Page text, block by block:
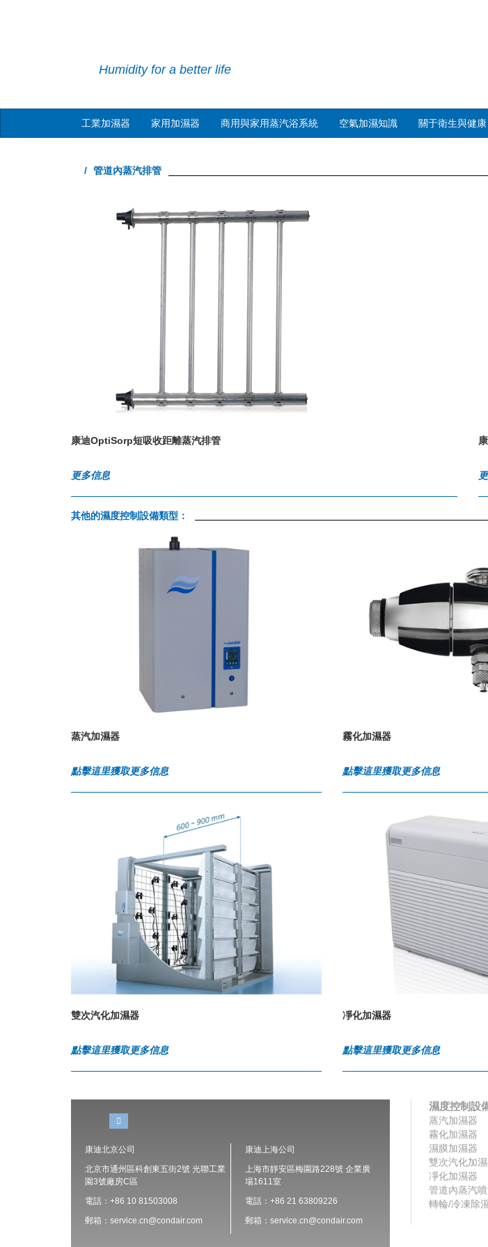
Humidity for a better life
工業加濕器 家用加濕器 商用與家用蒸汽浴系統 空氣加濕知識 關于衛生與健康
管道內蒸汽排管
康迪OptiSorp短吸收距離蒸汽排管
更多信息
其他的濕度控制設備類型：
蒸汽加濕器
點擊這里獲取更多信息
霧化加濕器
點擊這里獲取更多信息
雙次汽化加濕器
點擊這里獲取更多信息
凈化加濕器
點擊這里獲取更多信息
康迪北京公司
北京市通州區科創東五街2號 光聯工業
園3號廠房C區
電話：+86 10 81503008
郵箱：service.cn@condair.com
康迪上海公司
上海市靜安區梅園路228號 企業廣
場1611室
電話：+86 21 63809226
郵箱：service.cn@condair.com
濕度控制設
蒸汽加濕器
霧化加濕器
濕膜加濕器
雙次汽化加
凈化加濕器
管道內蒸汽
轉輪/冷凍除